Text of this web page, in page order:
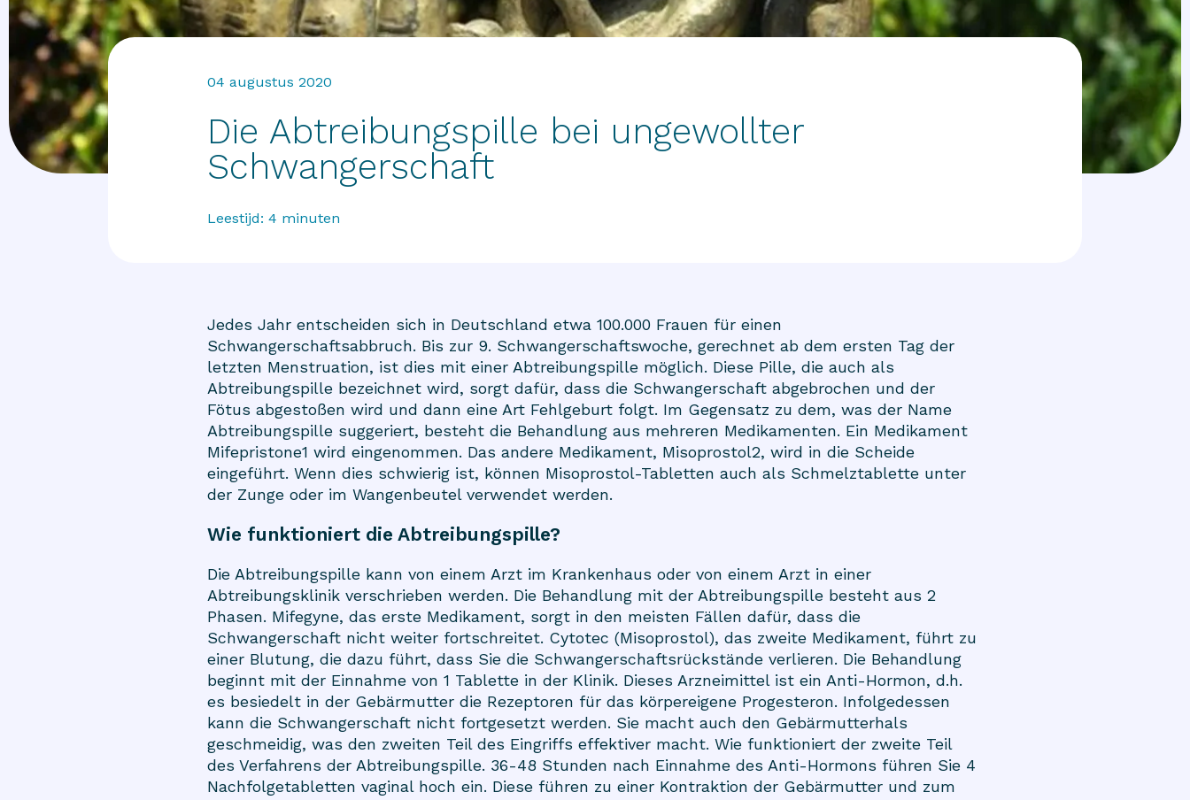
04 augustus 2020
Die Abtreibungspille bei ungewollter
Schwangerschaft
Leestijd: 4 minuten
Jedes Jahr entscheiden sich in Deutschland etwa 100.000 Frauen für einen
Schwangerschaftsabbruch. Bis zur 9. Schwangerschaftswoche, gerechnet ab dem ersten Tag der
letzten Menstruation, ist dies mit einer Abtreibungspille möglich. Diese Pille, die auch als
Abtreibungspille bezeichnet wird, sorgt dafür, dass die Schwangerschaft abgebrochen und der
Fötus abgestoßen wird und dann eine Art Fehlgeburt folgt. Im Gegensatz zu dem, was der Name
Abtreibungspille suggeriert, besteht die Behandlung aus mehreren Medikamenten. Ein Medikament
Mifepristone1 wird eingenommen. Das andere Medikament, Misoprostol2, wird in die Scheide
eingeführt. Wenn dies schwierig ist, können Misoprostol-Tabletten auch als Schmelztablette unter
der Zunge oder im Wangenbeutel verwendet werden.
Wie funktioniert die Abtreibungspille?
Die Abtreibungspille kann von einem Arzt im Krankenhaus oder von einem Arzt in einer
Abtreibungsklinik verschrieben werden. Die Behandlung mit der Abtreibungspille besteht aus 2
Phasen. Mifegyne, das erste Medikament, sorgt in den meisten Fällen dafür, dass die
Schwangerschaft nicht weiter fortschreitet. Cytotec (Misoprostol), das zweite Medikament, führt zu
einer Blutung, die dazu führt, dass Sie die Schwangerschaftsrückstände verlieren. Die Behandlung
beginnt mit der Einnahme von 1 Tablette in der Klinik. Dieses Arzneimittel ist ein Anti-Hormon, d.h.
es besiedelt in der Gebärmutter die Rezeptoren für das körpereigene Progesteron. Infolgedessen
kann die Schwangerschaft nicht fortgesetzt werden. Sie macht auch den Gebärmutterhals
geschmeidig, was den zweiten Teil des Eingriffs effektiver macht. Wie funktioniert der zweite Teil
des Verfahrens der Abtreibungspille. 36-48 Stunden nach Einnahme des Anti-Hormons führen Sie 4
Nachfolgetabletten vaginal hoch ein. Diese führen zu einer Kontraktion der Gebärmutter und zum